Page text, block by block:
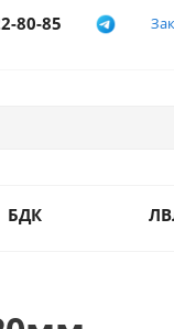
80-85
БДК